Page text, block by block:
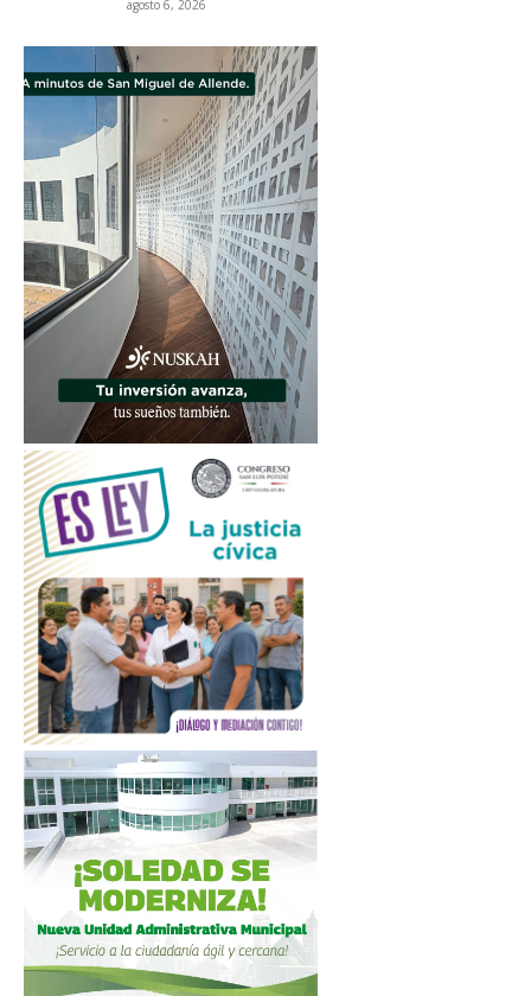
agosto 6, 2026